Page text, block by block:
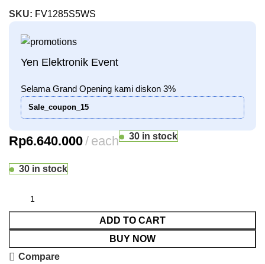
SKU: FV1285S5WS
Yen Elektronik Event
Selama Grand Opening kami diskon 3%
Sale_coupon_15
Rp6.640.000 each 30 in stock
30 in stock
ADD TO CART
BUY NOW
Compare